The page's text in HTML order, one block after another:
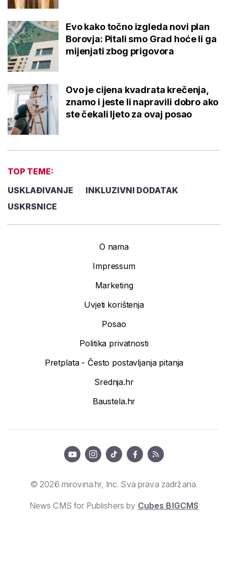
Evo kako točno izgleda novi plan
Borovja: Pitali smo Grad hoće li ga
mijenjati zbog prigovora
Ovo je cijena kvadrata krečenja,
znamo i jeste li napravili dobro ako
ste čekali ljeto za ovaj posao
TOP TEME:
USKLAĐIVANJE
INKLUZIVNI DODATAK
USKRSNICE
O nama
Impressum
Marketing
Uvjeti korištenja
Posao
Politika privatnosti
Pretplata - Često postavljanja pitanja
Srednja.hr
Baustela.hr
© 2026 mirovina.hr, Inc. Sva prava zadržana.
News CMS for Publishers by Cubes BIGCMS